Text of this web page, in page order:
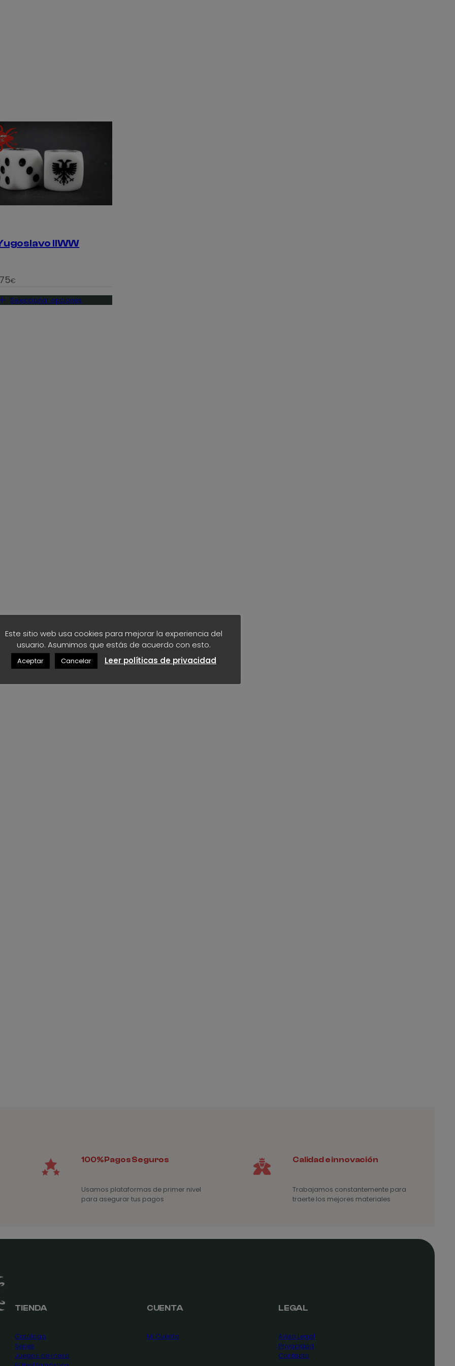
IIWW
€
Seleccionar opciones
100% Pagos Seguros
Usamos plataformas de primer nivel
para asegurar tus pagos
Calidad e innovación
Trabajamos constantemente para
traerte los mejores materiales
TIENDA
Catálogo
Series
Juegos de mesa
CUENTA
Mi Cuenta
LEGAL
Aviso Legal
Privacidad
Contacta
Este sitio web usa cookies para mejorar la experiencia del
usuario. Asumimos que estás de acuerdo con esto.
Aceptar Cancelar Leer políticas de privacidad